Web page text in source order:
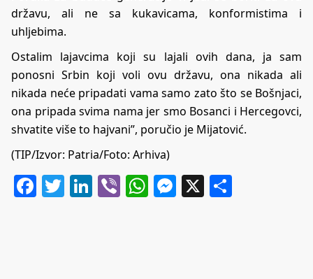
državu, ali ne sa kukavicama, konformistima i
uhljebima.
Ostalim lajavcima koji su lajali ovih dana, ja sam
ponosni Srbin koji voli ovu državu, ona nikada ali
nikada neće pripadati vama samo zato što se Bošnjaci,
ona pripada svima nama jer smo Bosanci i Hercegovci,
shvatite više to hajvani”, poručio je Mijatović.
(TIP/Izvor: Patria/Foto: Arhiva)
Facebook
Twitter
LinkedIn
ViberWhatsApp
Messenger
X